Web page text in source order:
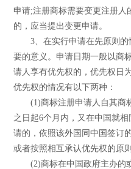
申请;注册商标需要变更注册人
的，应当提出变更申请。
3、在实行申请在先原则的
要的意义。申请日期一般以商
请人享有优先权的，优先权日
优先权的情况有以下两种：
(1)商标注册申请人自其商
之日起6个月内，又在中国就
请的，依照该外国同中国签订
或者按照相互承认优先权的原
(2)商标在中国政府主办的